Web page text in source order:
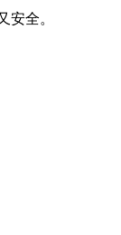
安全。